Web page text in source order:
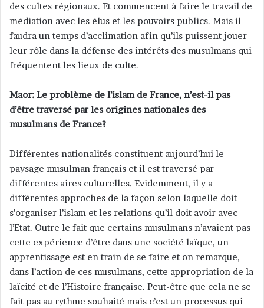
des cultes régionaux. Et commencent à faire le travail de
médiation avec les élus et les pouvoirs publics. Mais il
faudra un temps d’acclimation afin qu’ils puissent jouer
leur rôle dans la défense des intérêts des musulmans qui
fréquentent les lieux de culte.
Maor: Le problème de l’islam de France, n’est-il pas
d’être traversé par les origines nationales des
musulmans de France?
Différentes nationalités constituent aujourd’hui le
paysage musulman français et il est traversé par
différentes aires culturelles. Evidemment, il y a
différentes approches de la façon selon laquelle doit
s’organiser l’islam et les relations qu’il doit avoir avec
l’Etat. Outre le fait que certains musulmans n’avaient pas
cette expérience d’être dans une société laïque, un
apprentissage est en train de se faire et on remarque,
dans l’action de ces musulmans, cette appropriation de la
laïcité et de l’Histoire française. Peut-être que cela ne se
fait pas au rythme souhaité mais c’est un processus qui